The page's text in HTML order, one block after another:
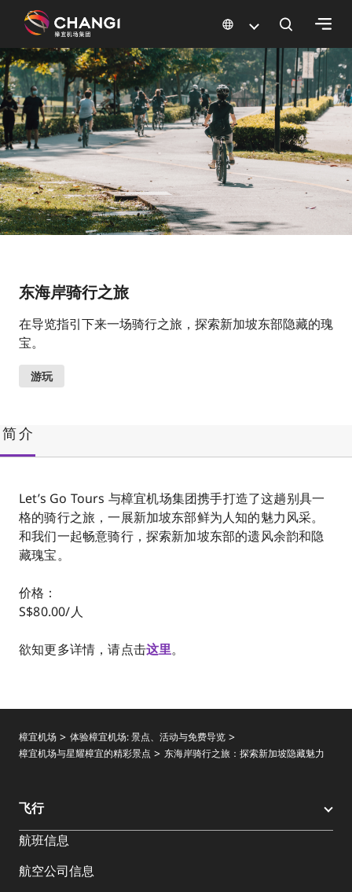
所
有
樟
宜
网
站:
选
言:
东海岸骑行之旅
在导览指引下来一场骑行之旅，探索新加坡东部隐藏的瑰
宝。
游玩
简介
Let’s Go Tours 与樟宜机场集团携手打造了这趟别具一
格的骑行之旅，一展新加坡东部鲜为人知的魅力风采。
和我们一起畅意骑行，探索新加坡东部的遗风余韵和隐
藏瑰宝。
价格：
S$80.00/人
欲知更多详情，请点击这里。
樟宜机场
体验樟宜机场: 景点、活动与免费导览
樟宜机场与星耀樟宜的精彩景点
东海岸骑行之旅：探索新加坡隐藏魅力
飞行
航班信息
航空公司信息